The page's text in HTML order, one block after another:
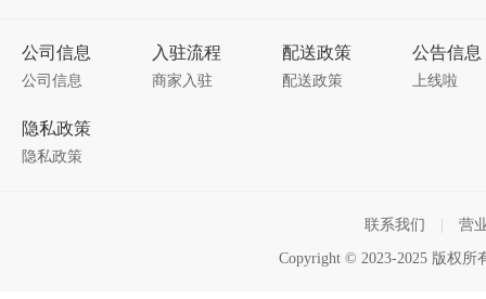
公司信息
公司信息
入驻流程
商家入驻
配送政策
配送政策
公告信息
上线啦
隐私政策
隐私政策
联系我们 营
Copyright © 2023-2025 版权所